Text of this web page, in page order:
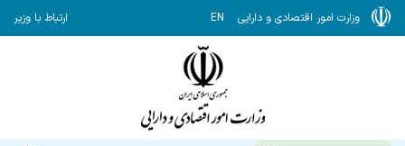
وزارت امور اقتصادی و دارایی EN ارتباط با وزیر